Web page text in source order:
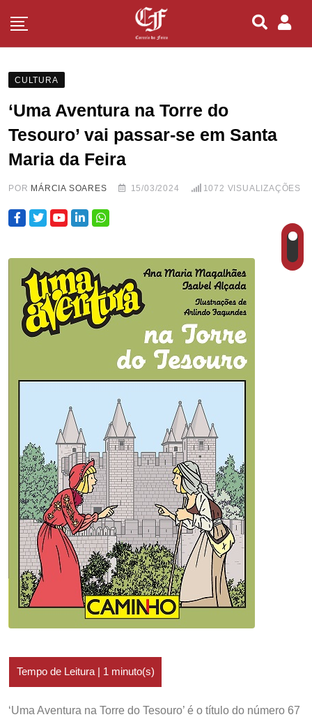
CULTURA
‘Uma Aventura na Torre do
Tesouro’ vai passar-se em Santa
Maria da Feira
POR MÁRCIA SOARES 15/03/2024 1072 VISUALIZAÇÕES
‘Uma Aventura na Torre do Tesouro’ é o título do número 67